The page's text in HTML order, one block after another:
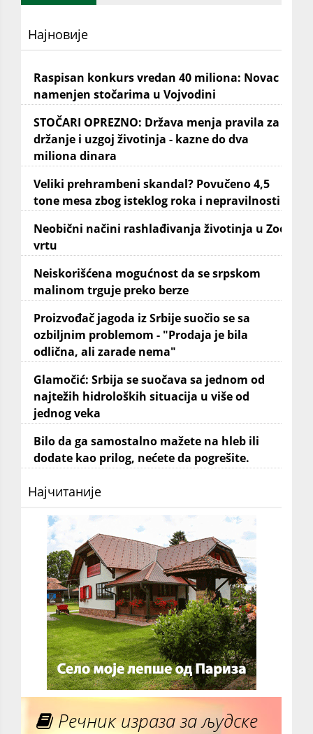
Најновије
Raspisan konkurs vredan 40 miliona: Novac
namenjen stočarima u Vojvodini
STOČARI OPREZNO: Država menja pravila za
držanje i uzgoj životinja - kazne do dva
miliona dinara
Veliki prehrambeni skandal? Povučeno 4,5
tone mesa zbog isteklog roka i nepravilnosti
Neobični načini rashlađivanja životinja u Zoo
vrtu
Neiskorišćena mogućnost da se srpskom
malinom trguje preko berze
Proizvođač jagoda iz Srbije suočio se sa
ozbiljnim problemom - "Prodaja je bila
odlična, ali zarade nema"
Glamočić: Srbija se suočava sa jednom od
najtežih hidroloških situacija u više od
jednog veka
Bilo da ga samostalno mažete na hleb ili
dodate kao prilog, nećete da pogrešite.
Најчитаније
Речник израза за људске